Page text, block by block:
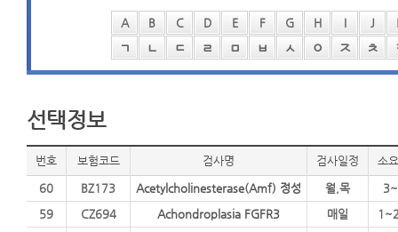
A B C D E F G H I J
ㄱ ㄴ ㄷ ㄹ ㅁ ㅂ ㅅ ㅇ ㅈ ㅊ
선택정보
번호 보험코드 검사명 검사일정 소
60 BZ173 Acetylcholinesterase(Amf) 정성 월,목
59
CZ694 Achondroplasia FGFR3 매일